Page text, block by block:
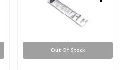
Out Of Stock